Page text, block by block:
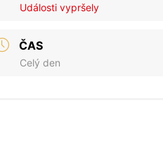
Události vypršely
ČAS
Celý den